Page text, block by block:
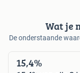
Wat je
De onderstaande
15,4%